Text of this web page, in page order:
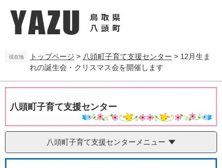
。
て
現在地 トップページ > 八頭町子育て支援センター > 12月生ま
れの誕生会・クリスマス会を開催します
八頭町子育て支援センター
八頭町子育て支援センターメニュー